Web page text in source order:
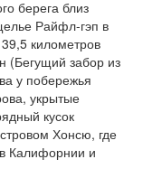
берега близ
Райфл-гэп в
километров
(Бегущий забор из
у побережья
укрытые
кусок
Хонсю, где
Калифорнии и